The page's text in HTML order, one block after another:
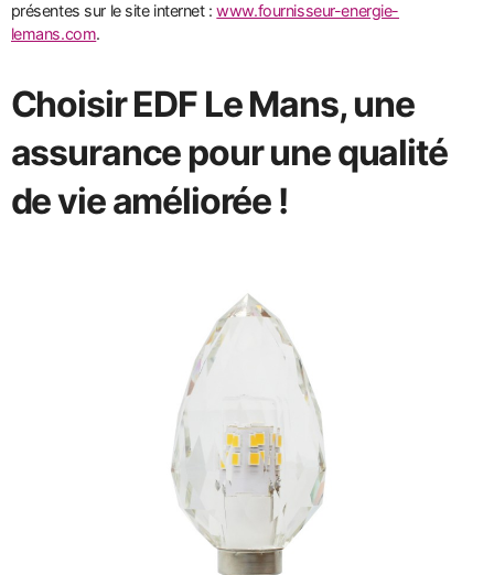
présentes sur le site internet :www.fournisseur-energie-
lemans.com.
Choisir EDF Le Mans, une
assurance pour une qualité
de vie améliorée !